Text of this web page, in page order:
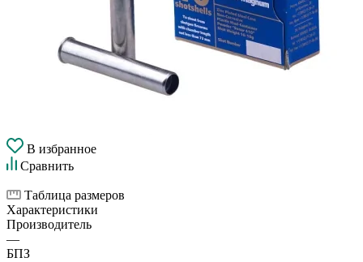
В избранное
Сравнить
Таблица размеров
Характеристики
Производитель
—
БПЗ